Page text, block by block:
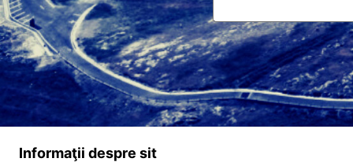
Informaţii despre sit